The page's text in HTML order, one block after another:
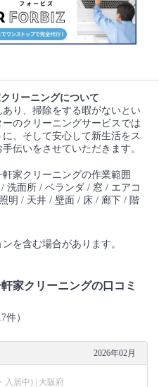
リーニングについて
り、掃除をする暇がないとい
のクリーニングサービスでは
、そして安心して新生活をス
伝いをさせていただきます。
家クリーニングの作業範囲
洗面所 / ベランダ / 窓 / エアコ
明 / 天井 / 壁面 / 床 / 廊下 / 階
を含む場合があります。
家クリーニングの口コミ
件）
2026年02月
入居中) | 大阪府